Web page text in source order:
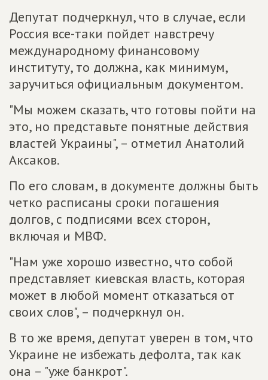
Депутат подчеркнул, что в случае, если
Россия все-таки пойдет навстречу
международному финансовому
институту, то должна, как минимум,
заручиться официальным документом.
"Мы можем сказать, что готовы пойти на
это, но представьте понятные действия
властей Украины", – отметил Анатолий
Аксаков.
По его словам, в документе должны быть
четко расписаны сроки погашения
долгов, с подписями всех сторон,
включая и МВФ.
"Нам уже хорошо известно, что собой
представляет киевская власть, которая
может в любой момент отказаться от
своих слов", – подчеркнул он.
В то же время, депутат уверен в том, что
Украине не избежать дефолта, так как
она – "уже банкрот".